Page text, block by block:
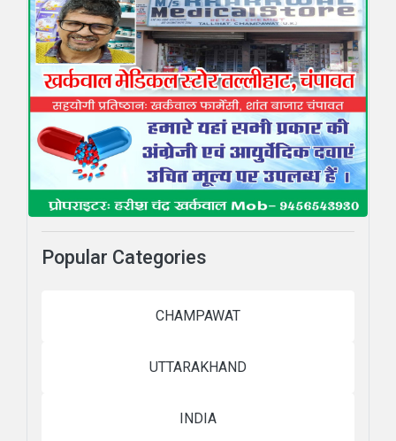
Popular Categories
CHAMPAWAT
UTTARAKHAND
INDIA